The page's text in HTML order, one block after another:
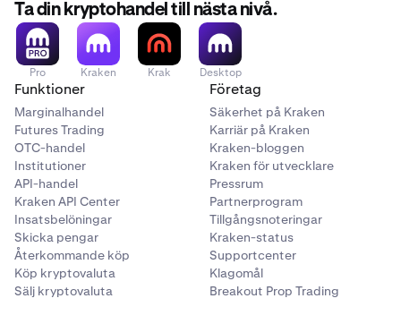
Ta din kryptohandel till nästa nivå.
Pro Kraken Krak Desktop
Funktioner
Marginalhandel
Futures Trading
OTC-handel
Institutioner
API-handel
Kraken API Center
Insatsbelöningar
Skicka pengar
Återkommande köp
Köp kryptovaluta
Sälj kryptovaluta
Företag
Säkerhet på Kraken
Karriär på Kraken
Kraken-bloggen
Kraken för utvecklare
Pressrum
Partnerprogram
Tillgångsnoteringar
Kraken-status
Supportcenter
Klagomål
Breakout Prop Trading